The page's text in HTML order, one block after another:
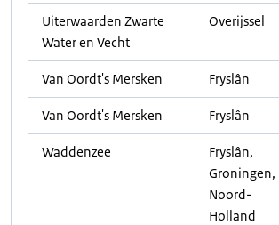
Uiterwaarden Zwarte
Water en Vecht
Overijssel
Van Oordt's Mersken Fryslân
Van Oordt's Mersken Fryslân
Waddenzee
Fryslân,
Groningen,
Noord-
Holland